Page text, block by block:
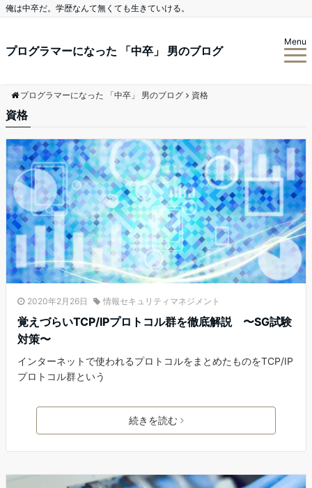
俺は中卒だ。学歴なんて無くても生きていける。
プログラマーになった 「中卒」 男のブログ
Menu
プログラマーになった 「中卒」 男のブログ 資格
資格
2020年2月26日 情報セキュリティマネジメント
覚えづらいTCP/IPプロトコル群を徹底解説 〜SG試験
対策〜
インターネットで使われるプロトコルをまとめたものをTCP/IP
プロトコル群という
続きを読む